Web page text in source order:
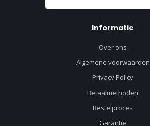
Informatie
Over ons
Algemene voorwaarden
Privacy Policy
Betaalmethoden
Bestelproces
Garantie